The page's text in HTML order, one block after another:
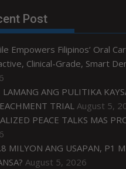
Post
Empowers Filipinos’ Oral
Clinical-Grade, Smart
LAMANG ANG PULITIKA
TRIAL August 5,
PEACE TALKS MAS
MILYON ANG USAPAN, P1
August 5, 2026